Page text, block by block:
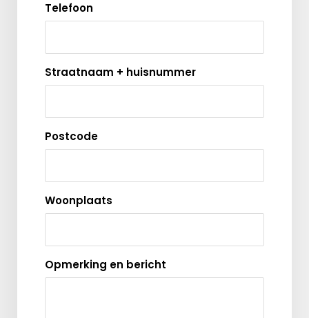
Telefoon
Straatnaam + huisnummer
Postcode
Woonplaats
Opmerking en bericht